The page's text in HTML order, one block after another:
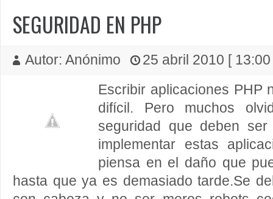
SEGURIDAD EN PHP
Autor: Anónimo
25 abril 2010 [
Escribir aplicaciones PHP
difícil. Pero muchos
seguridad que deben
implementar estas
piensa en el daño que
hasta que ya es demasiado tarde.Se